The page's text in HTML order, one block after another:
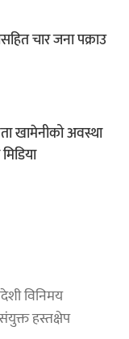
चार जना पक्राउ
खामेनीको अवस्था
विनिमय
हस्तक्षेप